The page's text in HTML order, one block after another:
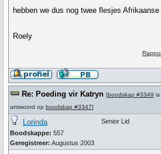
hebben we dus nog twee flesjes
Roely
Re: Poeding vir Katryn [boodskap #3349 is
antwoord op boodskap #3347]
Lorinda
Boodskappe: 557
Geregistreer: Augustus 2003
Senior Lid